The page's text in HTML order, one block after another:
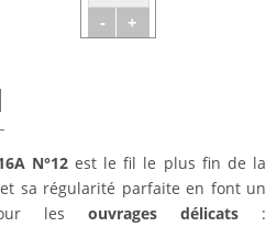
- +
N°12est le fil le plus fin de la
sa régularité parfaite en font un
les ouvrages délicats :